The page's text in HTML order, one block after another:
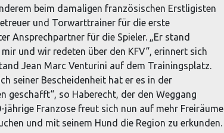
beim damaligen französischen Erstligisten
und Torwarttrainer für die erste
Ansprechpartner für die Spieler. „Er stand
und wir redeten über den KFV“, erinnert sich
Jean Marc Venturini­ auf dem Trainingsplatz.
seiner Bescheidenheit hat er es in der
geschafft“, so Haberecht, der den Weggang
Franzose freut sich nun auf mehr Freiräume
und mit seinem Hund die Region zu erkunden.